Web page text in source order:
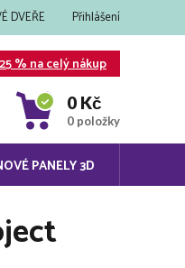
DVEŘE Přihlášení
% na celý nákup
0 Kč
0 položky
PANELY 3D